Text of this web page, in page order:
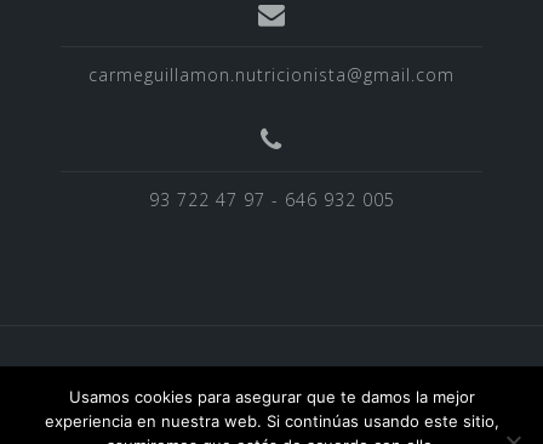
carmeguillamon.nutricionista@gmail.com
93 722 47 97 - 646 932 005
POLITICA DE PRIVACIDAD
SERVICIOS
Usamos cookies para asegurar que te damos la mejor
experiencia en nuestra web. Si continúas usando este sitio,